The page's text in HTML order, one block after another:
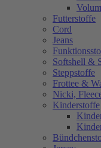
Futterstoffe
Cord
Jeans
Softshell &
Steppstoffe
Frottee &
Nicki,
Kinderstoffe